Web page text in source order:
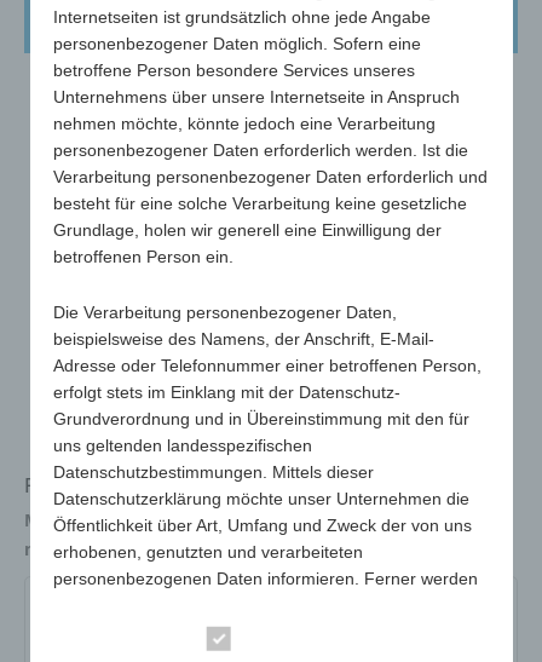
Platon
Flaschen- & Drehverschlussöffner
Maße
49 x 49 x 49 mm
max. Werbefläche 40 x 40 mm auf 4 Flächen
Internetseiten ist grundsätzlich ohne jede Angabe
personenbezogener Daten möglich. Sofern eine
betroffene Person besondere Services unseres
Unternehmens über unsere Internetseite in Anspruch
nehmen möchte, könnte jedoch eine Verarbeitung
personenbezogener Daten erforderlich werden. Ist die
Verarbeitung personenbezogener Daten erforderlich und
besteht für eine solche Verarbeitung keine gesetzliche
Grundlage, holen wir generell eine Einwilligung der
betroffenen Person ein.
Die Verarbeitung personenbezogener Daten,
beispielsweise des Namens, der Anschrift, E-Mail-
Adresse oder Telefonnummer einer betroffenen Person,
erfolgt stets im Einklang mit der Datenschutz-
Grundverordnung und in Übereinstimmung mit den für
uns geltenden landesspezifischen
Datenschutzbestimmungen. Mittels dieser
Datenschutzerklärung möchte unser Unternehmen die
Öffentlichkeit über Art, Umfang und Zweck der von uns
erhobenen, genutzten und verarbeiteten
personenbezogenen Daten informieren. Ferner werden
über die ihnen zustehenden Rechte aufgeklärt.